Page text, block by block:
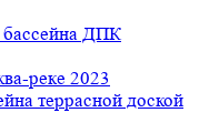
бассейна ДПК
реке 2023
террасной доской